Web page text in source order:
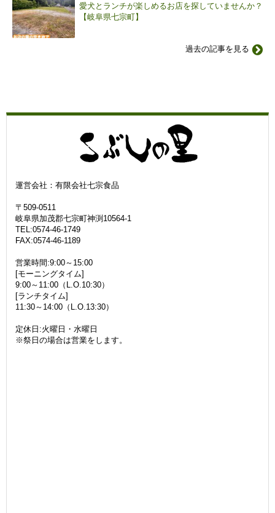
愛犬とランチが楽しめるお店を探していませんか？
【岐阜県七宗町】
過去の記事を見る
運営会社：有限会社七宗食品
〒509-0511
岐阜県加茂郡七宗町神渕10564-1
TEL:0574-46-1749
FAX:0574-46-1189
営業時間:9:00～15:00
[モーニングタイム]
9:00～11:00（L.O.10:30）
[ランチタイム]
11:30～14:00（L.O.13:30）
定休日:火曜日・水曜日
※祭日の場合は営業をします。